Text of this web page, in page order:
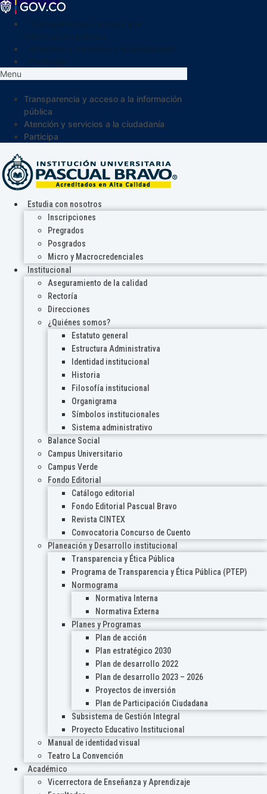
Menu
Transparencia y acceso a la información
pública
Atención y servicios a la ciudadanía
Participa
Estudia con nosotros
Inscripciones
Pregrados
Posgrados
Micro y Macrocredenciales
Institucional
Aseguramiento de la calidad
Rectoría
Direcciones
¿Quiénes somos?
Estatuto general
Estructura Administrativa
Identidad institucional
Historia
Filosofía institucional
Organigrama
Símbolos institucionales
Sistema administrativo
Balance Social
Campus Universitario
Campus Verde
Fondo Editorial
Catálogo editorial
Fondo Editorial Pascual Bravo
Revista CINTEX
Convocatoria Concurso de Cuento
Planeación y Desarrollo institucional
Transparencia y Ética Pública
Programa de Transparencia y Ética Pública (PTEP)
Normograma
Normativa Interna
Normativa Externa
Planes y Programas
Plan de acción
Plan estratégico 2030
Plan de desarrollo 2022
Plan de desarrollo 2023 – 2026
Proyectos de inversión
Plan de Participación Ciudadana
Subsistema de Gestión Integral
Proyecto Educativo Institucional
Manual de identidad visual
Teatro La Convención
Académico
Vicerrectora de Enseñanza y Aprendizaje